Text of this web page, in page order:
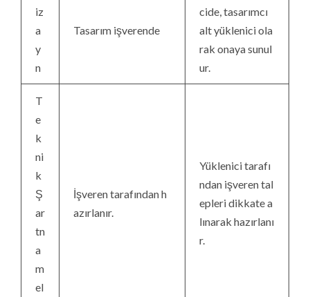
iz
a
y
n
Tasarım işverende
cide, tasarımcı
alt yüklenici ola
rak onaya sunul
ur.
T
e
k
ni
k
Ş
ar
tn
a
m
el
İşveren tarafından h
azırlanır.
Yüklenici tarafı
ndan işveren tal
epleri dikkate a
lınarak hazırlanı
r.